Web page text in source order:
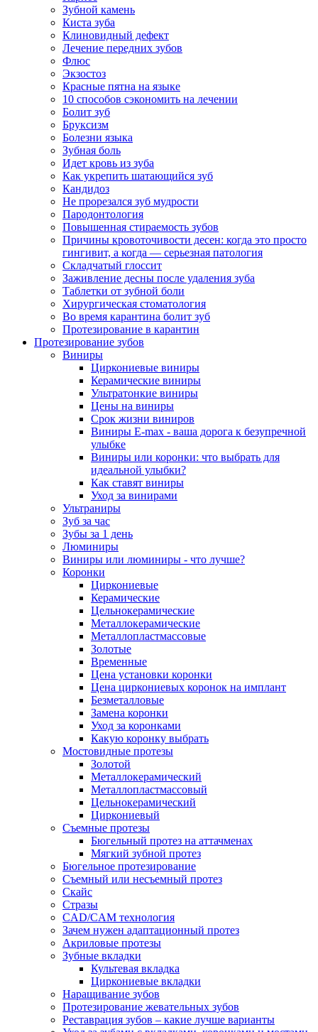
Зубной камень
Киста зуба
Клиновидный дефект
Лечение передних зубов
Флюс
Экзостоз
Красные пятна на языке
10 способов сэкономить на лечении
Болит зуб
Бруксизм
Болезни языка
Зубная боль
Идет кровь из зуба
Как укрепить шатающийся зуб
Кандидоз
Не прорезался зуб мудрости
Пародонтология
Повышенная стираемость зубов
Причины кровоточивости десен: когда это просто
гингивит, а когда — серьезная патология
Складчатый глоссит
Заживление десны после удаления зуба
Таблетки от зубной боли
Хирургическая стоматология
Во время карантина болит зуб
Протезирование в карантин
Протезирование зубов
Виниры
Циркониевые виниры
Керамические виниры
Ультратонкие виниры
Цены на виниры
Срок жизни виниров
Виниры E-max - ваша дорога к безупречной
улыбке
Виниры или коронки: что выбрать для
идеальной улыбки?
Как ставят виниры
Уход за винирами
Ультраниры
Зуб за час
Зубы за 1 день
Люминиры
Виниры или люминиры - что лучше?
Коронки
Циркониевые
Керамические
Цельнокерамические
Металлокерамические
Металлопластмассовые
Золотые
Временные
Цена установки коронки
Цена циркониевых коронок на имплант
Безметалловые
Замена коронки
Уход за коронками
Какую коронку выбрать
Мостовидные протезы
Золотой
Металлокерамический
Металлопластмассовый
Цельнокерамический
Циркониевый
Съемные протезы
Бюгельный протез на аттачменах
Мягкий зубной протез
Бюгельное протезирование
Съемный или несъемный протез
Скайс
Стразы
CAD/CAM технология
Зачем нужен адаптационный протез
Акриловые протезы
Зубные вкладки
Культевая вкладка
Циркониевые вкладки
Наращивание зубов
Протезирование жевательных зубов
Реставрация зубов – какие лучше варианты